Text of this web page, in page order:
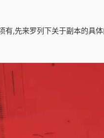
有,先来罗列下关于副本的具